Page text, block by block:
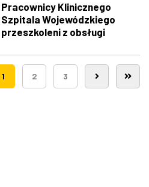
Pracownicy Klinicznego
Szpitala Wojewódzkiego
przeszkoleni z obsługi
śmigłowców LPR
1 2 3